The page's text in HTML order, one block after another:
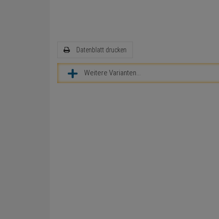
Datenblatt drucken
Weitere Varianten...